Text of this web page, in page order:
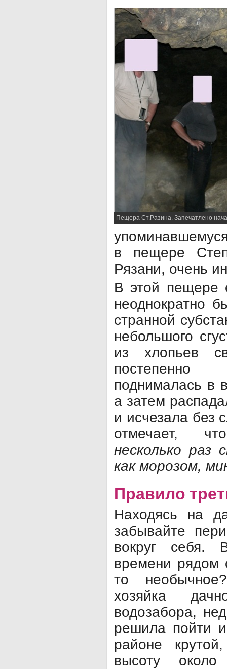
Пещера Ст.Разина. Запечатлено
в пещере
Рязани, очень
В этой пещере
неоднократно
странной
небольшого
из хлопьев
постепенно
поднималась в
а затем
и исчезала без
отмечает,
несколько раз
как морозом,
Правило
Находясь на
забывайте
вокруг себя.
времени рядом
то
хозяйка
водозабора,
решила пойти
районе
высоту